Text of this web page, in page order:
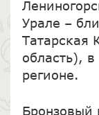
Урале –
Татарская
область),
регионе.
Бронзовый